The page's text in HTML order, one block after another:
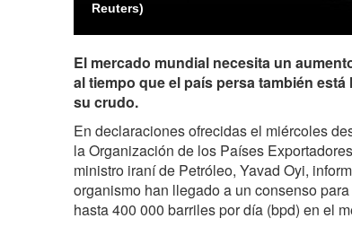
Reuters)
El mercado mundial necesita un
al tiempo que el país persa también
su crudo.
En declaraciones ofrecidas el miércoles
laOrganización de los Países
ministro iraní de Petróleo, Yavad Oyi,
organismo han llegado a un consenso
hasta 400 000 barriles por día (bpd) en el